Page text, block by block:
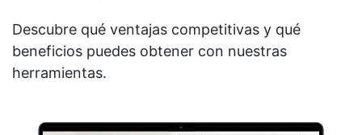
Descubre qué ventajas competitivas y qué
beneficios puedes obtener con nuestras
herramientas.